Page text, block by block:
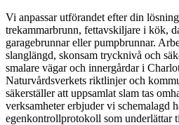
Vi anpassar utförandet efter din
trekammarbrunn, fettavskiljare i kök,
garagebrunnar eller pumpbrunnar.
slanglängd, skonsam trycknivå och
smalare vägar och innergårdar i
Naturvårdsverkets riktlinjer och
säkerställer att uppsamlat slam tas
verksamheter erbjuder vi schemalagd
egenkontrollprotokoll som underlättar